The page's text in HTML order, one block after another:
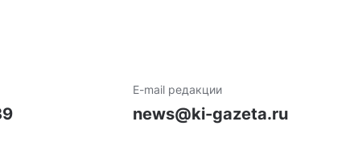
E-mail редакции
news@ki-gazeta.ru